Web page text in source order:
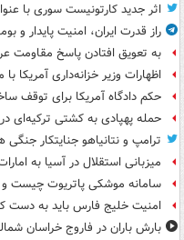
اثر جدید کارتونیست سوری با
راز قدرت ایران، امنیت پایدار و
به تعویق افتادن پاسخ مقاومت
اظهارات وزیر خزانه‌داری
حکم دادگاه آمریکا برای توقف
حمله پهپادی به کشتی ترکیه‌ای
ترامپ و نتانیاهو جنایتکار
میزبانی استقلال در آسیا به
سامانه موشکی پاتریوت چیست و
امنیت خلیج فارس باید به دست
بارش باران در فاروج خراسان